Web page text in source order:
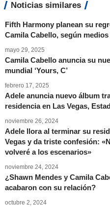
Noticias similares
Fifth Harmony planean su
Camila Cabello, según medios
mayo 29, 2025
Camila Cabello anuncia su
mundial ‘Yours, C’
febrero 17, 2025
Adele anuncia nuevo álbum
residencia en Las Vegas,
noviembre 26, 2024
Adele llora al terminar su
Vegas y da triste confesión:
volveré a los escenarios»
noviembre 24, 2024
¿Shawn Mendes y Camila
acabaron con su relación?
octubre 2, 2024